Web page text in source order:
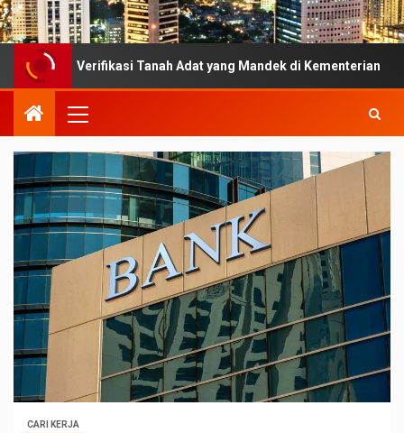
Verifikasi Tanah Adat yang Mandek di Kementerian
CARI KERJA